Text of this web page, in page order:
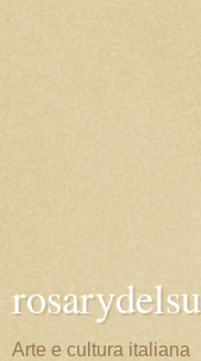
Arte e cultura italiana